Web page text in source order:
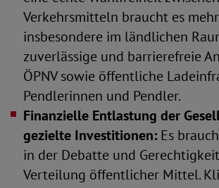
Verkehrsmitteln braucht es
insbesondere im ländlichen
zuverlässige und barrierefreie
ÖPNV sowie öffentliche
Pendlerinnen und Pendler.
Finanzielle Entlastung der
gezielte Investitionen: Es
in der Debatte und
Verteilung öffentlicher Mittel.